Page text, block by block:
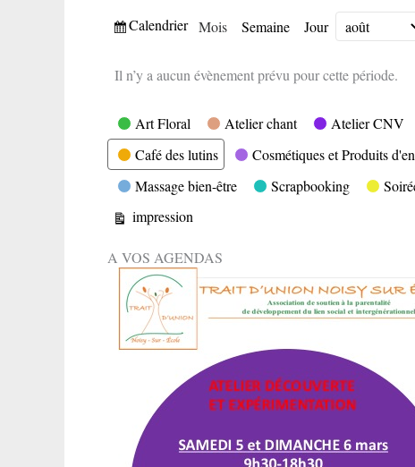
Vue
Calendrier Mois Semaine Jour
Mois
Année
Il n’y a aucun évènement prévu pour cette période.
Catégories
Art Floral Atelier chant Atelier CNV
Café des lutins
Cosmétiques et Produits
Massage bien-être
Scrapbooking
Vue
impression
A VOS AGENDAS